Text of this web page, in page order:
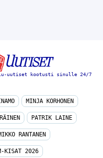
uutiset kootusti sinulle 24/7
MINJA KORHONEN
PATRIK LAINE
RANTANEN
KISAT 2026